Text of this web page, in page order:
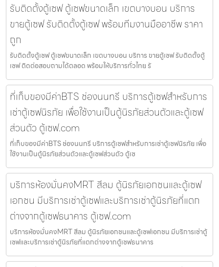
รับติดตั้งตู้เซฟ ตู้เซฟขนาดเล็ก เขตบางบอน บริการ
ขายตู้เซฟ รับติดตั้งตู้เซฟ พร้อมทีมงานมืออาชีพ ราคา
ถูก
รับติดตั้งตู้เซฟ ตู้เซฟขนาดเล็ก เขตบางบอน บริการ ขายตู้เซฟ รับติดตั้งตู้
เซฟ ติดต่อสอบถามได้ตลอด พร้อมให้บริการทั่วไทย รั
ที่เก็บของมีค่าBTS ช่องนนทรี บริการตู้เซฟสำหรับการ
เช่าตู้เซฟนิรภัย เพื่อใช้งานเป็นตู้นิรภัยส่วนตัวและตู้เซฟ
ส่วนตัว ตู้เซฟ.com
ที่เก็บของมีค่าBTS ช่องนนทรี บริการตู้เซฟสำหรับการเช่าตู้เซฟนิรภัย เพื่อ
ใช้งานเป็นตู้นิรภัยส่วนตัวและตู้เซฟส่วนตัว ตู้เซ
บริการห้องมั่นคงMRT สีลม ตู้นิรภัยเอกชนและตู้เซฟ
เอกชน มีบริการเช่าตู้เซฟและบริการเช่าตู้นิรภัยที่แตก
ต่างจากตู้เซฟธนาคาร ตู้เซฟ.com
บริการห้องมั่นคงMRT สีลม ตู้นิรภัยเอกชนและตู้เซฟเอกชน มีบริการเช่าตู้
เซฟและบริการเช่าตู้นิรภัยที่แตกต่างจากตู้เซฟธนาคาร